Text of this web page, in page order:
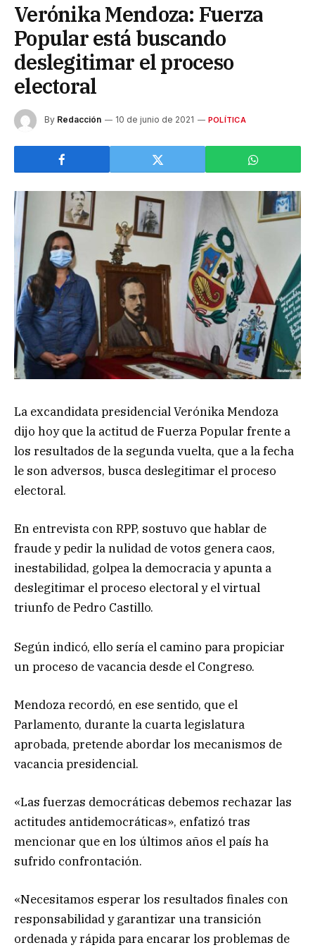
Verónika Mendoza: Fuerza
Popular está buscando
deslegitimar el proceso
electoral
By Redacción 10 de junio de 2021 POLÍTICA
La excandidata presidencial Verónika Mendoza
dijo hoy que la actitud de Fuerza Popular frente a
los resultados de la segunda vuelta, que a la fecha
le son adversos, busca deslegitimar el proceso
electoral.
En entrevista con RPP, sostuvo que hablar de
fraude y pedir la nulidad de votos genera caos,
inestabilidad, golpea la democracia y apunta a
deslegitimar el proceso electoral y el virtual
triunfo de Pedro Castillo.
Según indicó, ello sería el camino para propiciar
un proceso de vacancia desde el Congreso.
Mendoza recordó, en ese sentido, que el
Parlamento, durante la cuarta legislatura
aprobada, pretende abordar los mecanismos de
vacancia presidencial.
«Las fuerzas democráticas debemos rechazar las
actitudes antidemocráticas», enfatizó tras
mencionar que en los últimos años el país ha
sufrido confrontación.
«Necesitamos esperar los resultados finales con
responsabilidad y garantizar una transición
ordenada y rápida para encarar los problemas de